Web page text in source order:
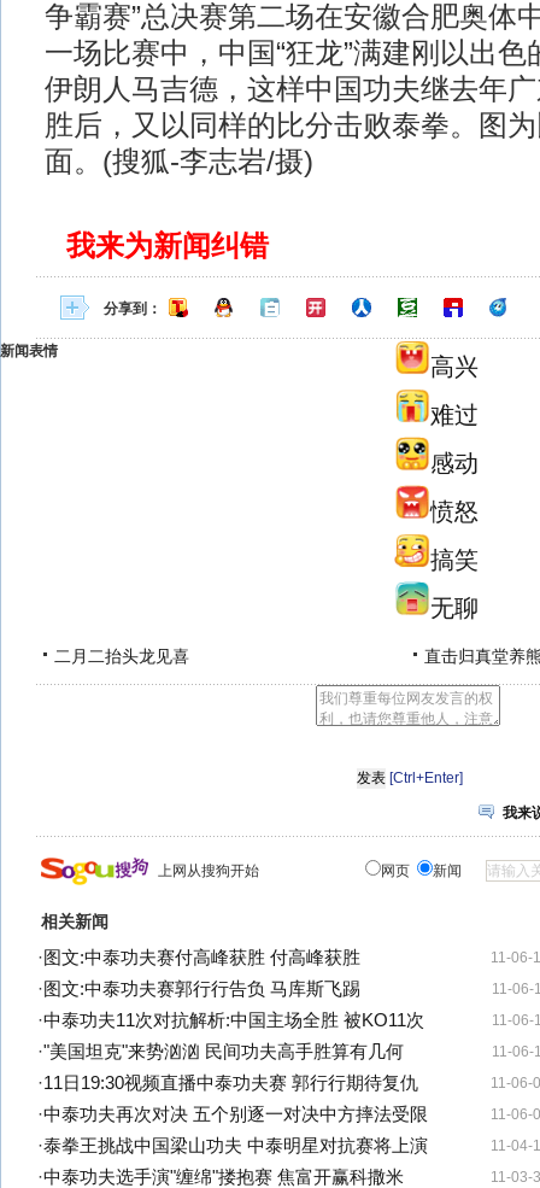
争霸赛”总决赛第二场在安徽合肥奥体
一场比赛中，中国“狂龙”满建刚以出
伊朗人马吉德，这样中国功夫继去年
胜后，又以同样的比分击败泰拳。图
面。(搜狐-李志岩/摄)
我来为新闻纠错
分享到：
新闻表情
高兴
难过
感动
愤怒
搞笑
无聊
二月二抬头龙见喜 直击归真堂养
[Ctrl+Enter]
我来
上网从搜狗开始 网页 新闻
相关新闻
11-06-
· 图文:中泰功夫赛付高峰获胜 付高峰获胜
11-06-
· 图文:中泰功夫赛郭行行告负 马库斯飞踢
11-06-
·中泰功夫11次对抗解析:中国主场全胜 被KO11次
11-06-
·"美国坦克"来势汹汹 民间功夫高手胜算有几何
11-06-
·11日19:30视频直播中泰功夫赛 郭行行期待复仇
11-06-
·中泰功夫再次对决 五个别逐一对决中方摔法受限
11-04-
·泰拳王挑战中国梁山功夫 中泰明星对抗赛将上演
11-03-
·中泰功夫选手演"缠绵"搂抱赛 焦富开赢科撒米